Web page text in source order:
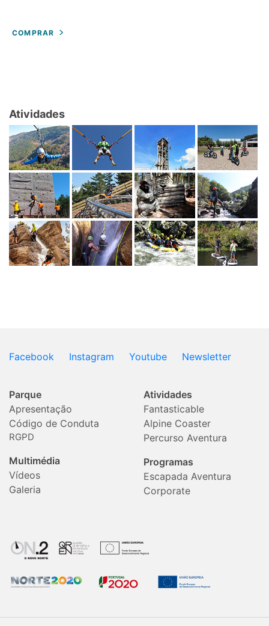
COMPRAR
Atividades
Facebook Instagram Youtube Newsletter
Parque
Apresentação
Código de Conduta
RGPD
Multimédia
Vídeos
Galeria
Atividades
Fantasticable
Alpine Coaster
Percurso Aventura
Programas
Escapada Aventura
Corporate